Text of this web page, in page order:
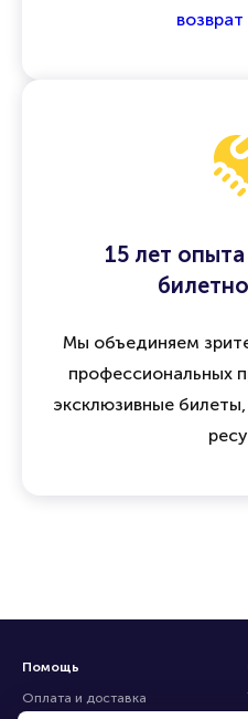
15 лет
Мы объединяем
профессиональных
эксклюзивные
Помощь
Оплата и доставка